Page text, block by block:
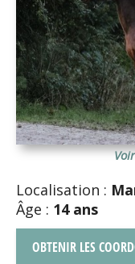
Localisation :
Âge : 14 ans
OBTENIR LES